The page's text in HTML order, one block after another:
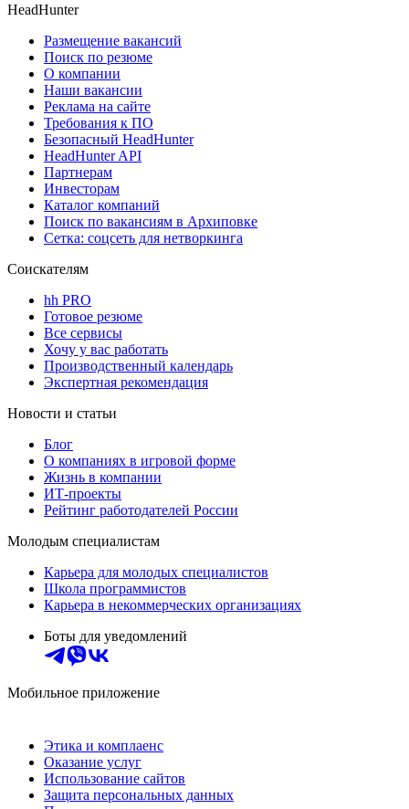
HeadHunter
Размещение вакансий
Поиск по резюме
О компании
Наши вакансии
Реклама на сайте
Требования к ПО
Безопасный HeadHunter
HeadHunter API
Партнерам
Инвесторам
Каталог компаний
Поиск по вакансиям в Архиповке
Сетка: соцсеть для нетворкинга
Соискателям
hh PRO
Готовое резюме
Все сервисы
Хочу у вас работать
Производственный календарь
Экспертная рекомендация
Новости и статьи
Блог
О компаниях в игровой форме
Жизнь в компании
ИТ-проекты
Рейтинг работодателей России
Молодым специалистам
Карьера для молодых специалистов
Школа программистов
Карьера в некоммерческих организациях
Боты для уведомлений
Мобильное приложение
Этика и комплаенс
Оказание услуг
Использование сайтов
Защита персональных данных